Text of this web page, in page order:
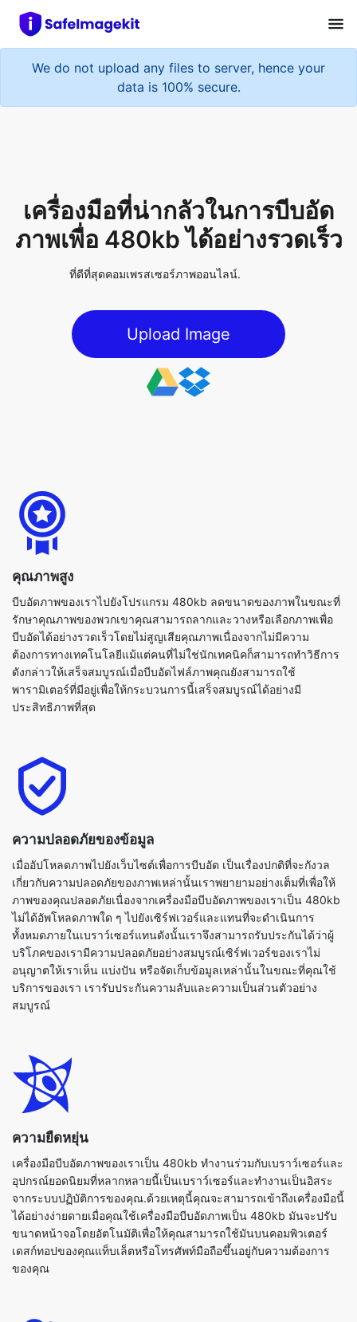
We do not upload any files to server, hence your
data is 100% secure.
ภาพเพื่อ 480kb ได้อย่างรวดเร็ว
ที่ดีที่สุดคอมเพรสเซอร์ภาพออนไลน์.
คุณภาพสูง
บีบอัดภาพของเราไปยังโปรแกรม 480kb ลดขนาดของภาพในขณะที่
รักษาคุณภาพของพวกเขาคุณสามารถลากและวางหรือเลือกภาพเพื่อ
บีบอัดได้อย่างรวดเร็วโดยไม่สูญเสียคุณภาพเนื่องจากไม่มีความ
ต้องการทางเทคโนโลยีแม้แต่คนที่ไม่ใช่นักเทคนิคก็สามารถทำวิธีการ
ดังกล่าวให้เสร็จสมบูรณ์เมื่อบีบอัดไฟล์ภาพคุณยังสามารถใช้
พารามิเตอร์ที่มีอยู่เพื่อให้กระบวนการนี้เสร็จสมบูรณ์ได้อย่างมี
ประสิทธิภาพที่สุด
ความปลอดภัยของข้อมูล
เมื่ออัปโหลดภาพไปยังเว็บไซต์เพื่อการบีบอัด เป็นเรื่องปกติที่จะกังวล
เกี่ยวกับความปลอดภัยของภาพเหล่านั้นเราพยายามอย่างเต็มที่เพื่อให้
ภาพของคุณปลอดภัยเนื่องจากเครื่องมือบีบอัดภาพของเราเป็น 480kb
ไม่ได้อัพโหลดภาพใด ๆ ไปยังเซิร์ฟเวอร์และแทนที่จะดำเนินการ
ทั้งหมดภายในเบราว์เซอร์แทนดังนั้นเราจึงสามารถรับประกันได้ว่าผู้
บริโภคของเรามีความปลอดภัยอย่างสมบูรณ์เซิร์ฟเวอร์ของเราไม่
อนุญาตให้เราเห็น แบ่งปัน หรือจัดเก็บข้อมูลเหล่านั้นในขณะที่คุณใช้
บริการของเรา เรารับประกันความลับและความเป็นส่วนตัวอย่าง
สมบูรณ์
ความยืดหยุ่น
เครื่องมือบีบอัดภาพของเราเป็น 480kb ทำงานร่วมกับเบราว์เซอร์และ
อุปกรณ์ยอดนิยมที่หลากหลายนี้เป็นเบราว์เซอร์และทำงานเป็นอิสระ
จากระบบปฏิบัติการของคุณ.ด้วยเหตุนี้คุณจะสามารถเข้าถึงเครื่องมือนี้
ได้อย่างง่ายดายเมื่อคุณใช้เครื่องมือบีบอัดภาพเป็น 480kb มันจะปรับ
ขนาดหน้าจอโดยอัตโนมัติเพื่อให้คุณสามารถใช้มันบนคอมพิวเตอร์
เดสก์ทอปของคุณแท็บเล็ตหรือโทรศัพท์มือถือขึ้นอยู่กับความต้องการ
ของคุณ